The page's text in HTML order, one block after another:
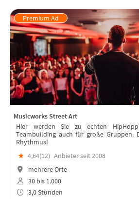
Musicworks Street Art
Hier werden Sie zu echten
Teambuilding auch für große Gruppen.
Rhythmus!
★ 4,64(12) Anbieter seit 2008
mehrere Orte
30 bis 1.000
3,0 Stunden